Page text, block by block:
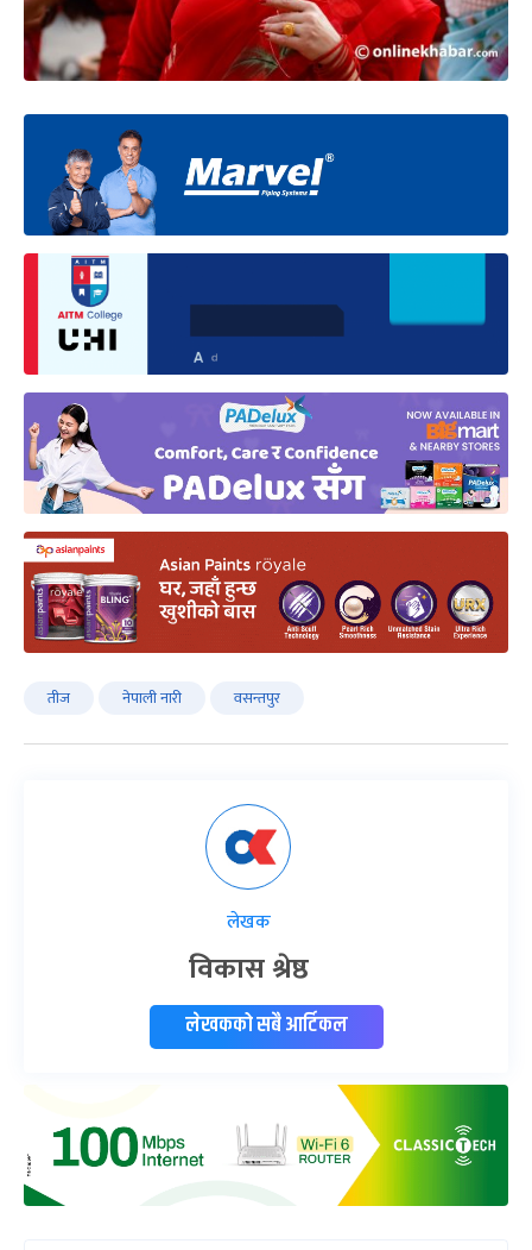
तीज नेपाली नारी वसन्तपुर
लेखक
विकास श्रेष्ठ
लेखकको सबै आर्टिकल